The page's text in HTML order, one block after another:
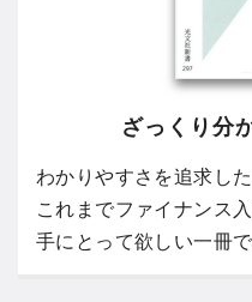
ざっくり分
わかりやすさを追求し
これまでファイナンス
手にとって欲しい一冊